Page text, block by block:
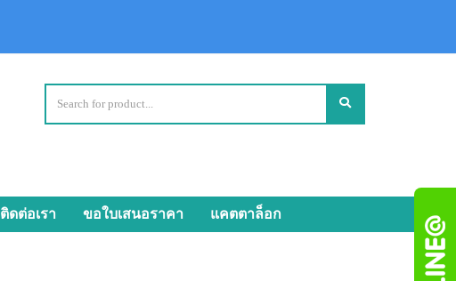
ติดต่อเรา ขอใบเสนอราคา แคตตาล็อก